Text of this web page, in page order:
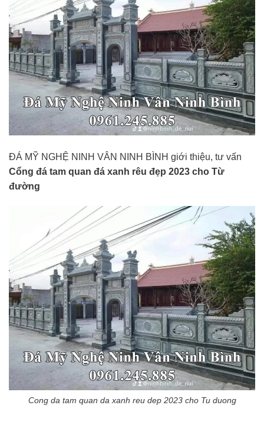
ĐÁ MỸ NGHỆ NINH VÂN NINH BÌNH giới thiệu, tư vấn
Cổng đá tam quan đá xanh rêu đẹp 2023 cho Từ
đường
Cong da tam quan da xanh reu dep 2023 cho Tu duong